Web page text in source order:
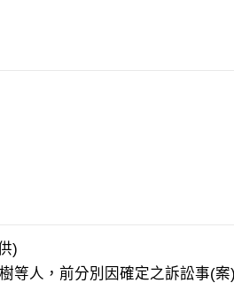
)
等人，前分別因確定之訴訟事(案